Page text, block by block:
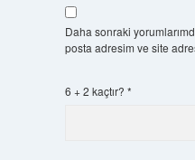
Daha sonraki
posta adresim ve site
6 + 2 kaçtır? *